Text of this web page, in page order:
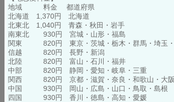
地域 料金 都道府県
北海道 1,370円 北海道
北東北 1,040円 青森・秋田・岩手
南東北 930円 宮城・山形・福島
関東 820円 東京・茨城・栃木・群馬・埼玉・
信越 820円 長野・新潟
北陸 820円 富山・石川・福井
中部 820円 静岡・愛知・岐阜・三重
関西 820円 京都・滋賀・奈良・和歌山・大阪
中国 930円 岡山・広島・山口・鳥取・島根
四国 930円 香川・徳島・高知・愛媛